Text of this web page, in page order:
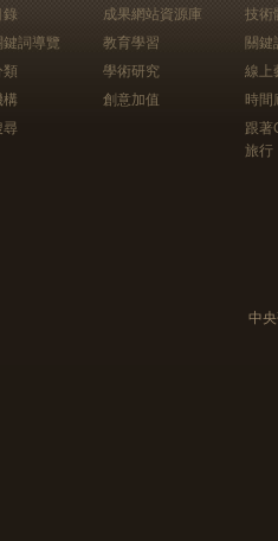
詞導覽
類
尋
成果網站資源庫
教育學習
學術研究
創意加值
技術
關鍵
線上
時間
跟
旅行
中